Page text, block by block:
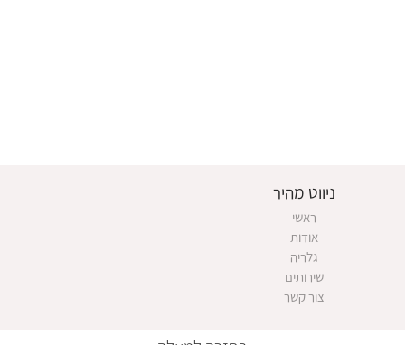
ניווט מהיר
ראשי
אודות
גלריה
שירותים
צור קשר